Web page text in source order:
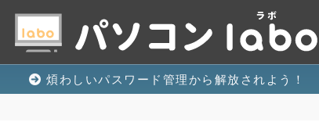
煩わしいパスワード管理から解放されよう！